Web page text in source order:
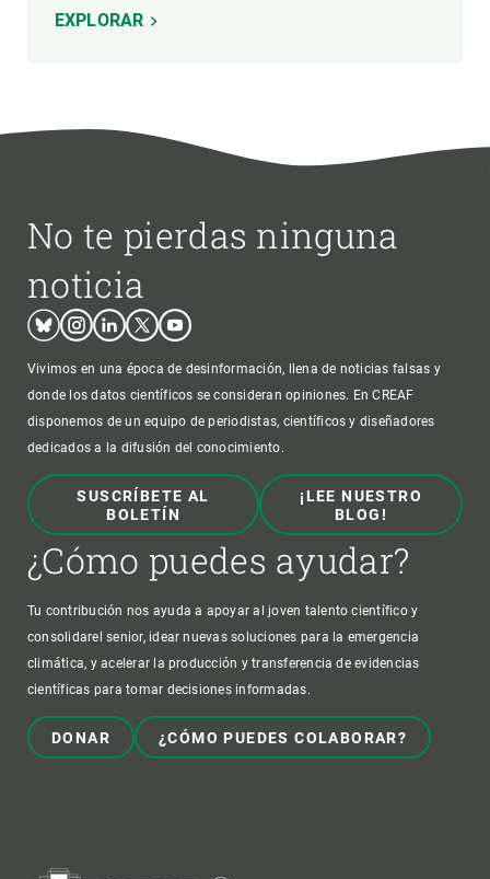
EXPLORAR
No te pierdas ninguna
noticia
BlueskyInstagram
LinkedinTwitterYoutube
Vivimos en una época de desinformación, llena de noticias falsas y
donde los datos científicos se consideran opiniones. En CREAF
disponemos de un equipo de periodistas, científicos y diseñadores
dedicados a la difusión del conocimiento.
SUSCRÍBETE AL
BOLETÍN
¡LEE NUESTRO
BLOG!
¿Cómo puedes ayudar?
Tu contribución nos ayuda a apoyar al joven talento científico y
consolidarel senior, idear nuevas soluciones para la emergencia
climática, y acelerar la producción y transferencia de evidencias
científicas para tomar decisiones informadas.
DONAR ¿CÓMO PUEDES COLABORAR?